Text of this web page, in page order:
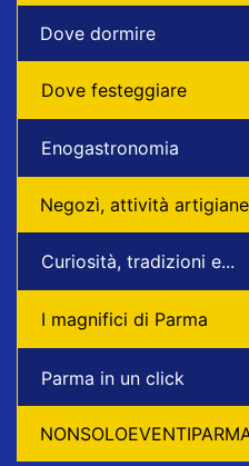
Dove dormire
Dove festeggiare
Enogastronomia
Negozì, attività
Curiosità, tradizioni e...
I magnifici di Parma
Parma in un click